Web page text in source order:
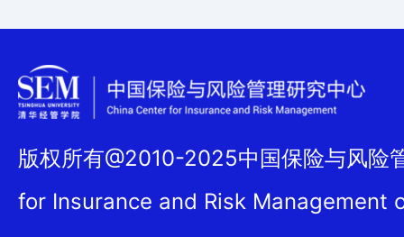
版权所有@2010-2025中国保险与风险
for Insurance and Risk Management